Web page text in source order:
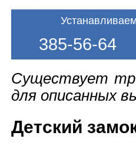
385-56-64
Существует
для описанных
Детский